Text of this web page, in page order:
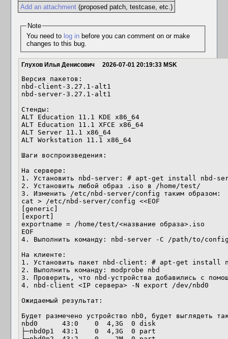
Add an attachment(proposed patch, testcase, etc.)
Note
You need to log inbefore you can comment on or make
changes to this bug.
Глухов Илья Денисович 2026-07-01 20:19:33 MSK
Версия пакетов:
nbd-client-3.27.1-alt1
nbd-server-3.27.1-alt1
Стенды:
ALT Education 11.1 KDE x86_64
ALT Education 11.1 XFCE x86_64
ALT Server 11.1 x86_64
ALT Workstation 11.1 x86_64
Шаги воспроизведения:
На сервере:
1. Установить nbd-server: # apt-get install nbd-
2. Установить любой образ .iso в /home/test/
3. Изменить /etc/nbd-server/config таким образом:
cat > /etc/nbd-server/config <<EOF
[generic]
[export]
exportname = /home/test/<название образа>.iso
EOF
4. Выполнить команду: nbd-server -C /path/to/
На клиенте:
1. Установить пакет nbd-client: # apt-get install
2. Выполнить команду: modprobe nbd
3. Проверить, что nbd-устройства добавились с
4. nbd-client <IP сервера> -N export /dev/nbd0
Ожидаемый результат:
Будет размечено устройство nb0, будет выглядеть
nbd0      43:0    0  4,3G  0 disk
├─nbd0p1  43:1    0  4,3G  0 part